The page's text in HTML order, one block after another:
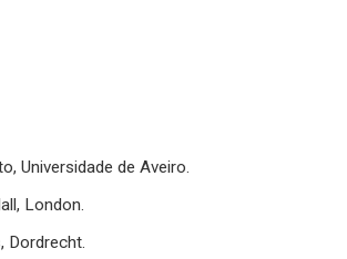
Universidade de Aveiro.
London.
Dordrecht.